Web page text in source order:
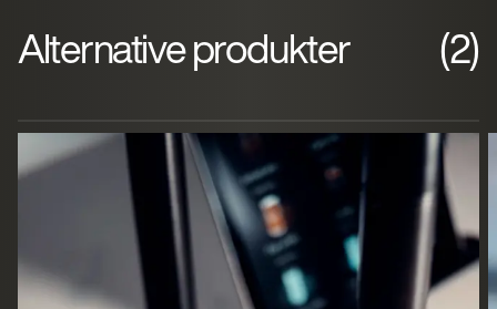
Alternative produkter (2)